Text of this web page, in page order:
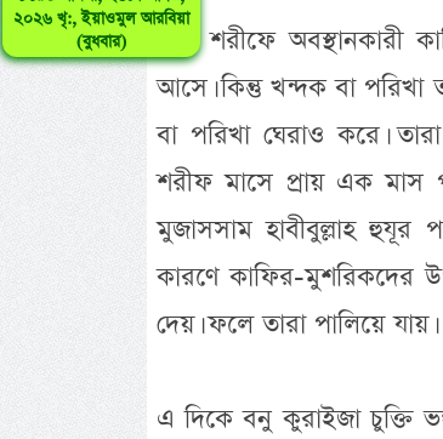
২০২৬ খৃ:, ইয়াওমুল আরবিয়া
(বুধবার)
মক্কা শরীফে
আসে। কিন্তু খন্দক বা পরিখা
বা পরিখা ঘেরাও করে।
শরীফ মাসে প্রায় এক মাস
মুজাসসাম হাবীবুল্লাহ হুযূর
কারণে কাফির-মুশরিকদের
দেয়। ফলে তারা পালিয়ে যায়।
এ দিকে বনু কুরাইজা চুক্তি